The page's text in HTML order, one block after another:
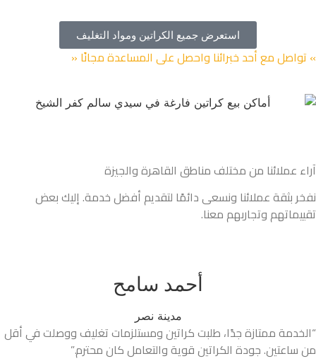
استعرض جميع الكراتين ومواد التغليف
» تواصل مع أحد خبرائنا واحصل على المساعدة مجانًا «
آراء عملائنا من مختلف مناطق القاهرة والجيزة
نفخر بثقة عملائنا ونسعى دائمًا لتقديم أفضل خدمة. إليك بعض
تقييماتهم وتجاربهم معنا.
أحمد سامح
مدينة نصر
“الخدمة ممتازة جدًا، طلبت كراتين ومستلزمات تغليف ووصلت في أقل
من ساعتين. جودة الكراتين قوية والتعامل كان محترم.”